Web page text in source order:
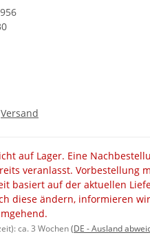
Versand
auf Lager. Eine
veranlasst. Vorbestellung
basiert auf der aktuellen
diese ändern, informieren
ca. 3 Wochen(DE - Ausland